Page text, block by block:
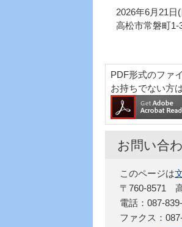
2026年6月21
高松市常磐町
PDF形式のファ
お持ちでない方
お問い合
このページは
〒760-8571
電話：087-
ファクス：